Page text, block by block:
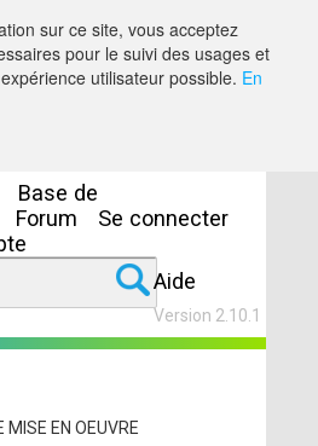
Base de
Forum
Se connecter
Aide
Version 2.10.1
MISE EN OEUVRE
sur ce site, vous acceptez
pour le suivi des usages et
utilisateur possible. En